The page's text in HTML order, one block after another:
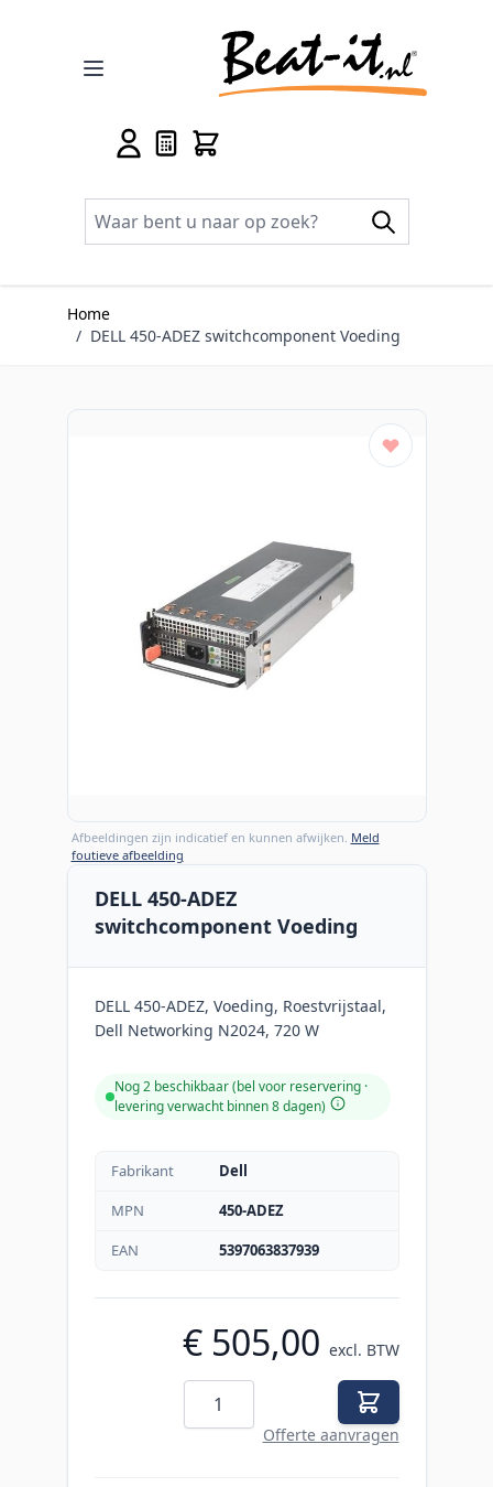
Home
/ DELL 450-ADEZ switchcomponent Voeding
Afbeeldingen zijn indicatief en kunnen afwijken. Meld
foutieve afbeelding
DELL 450-ADEZ
switchcomponent Voeding
DELL 450-ADEZ, Voeding, Roestvrijstaal,
Dell Networking N2024, 720 W
Nog 2 beschikbaar (bel voor reservering ·
levering verwacht binnen 8 dagen)
Fabrikant
Dell
MPN
450-ADEZ
EAN
5397063837939
€ 505,00 excl. BTW
Aantal
Offerte aanvragen